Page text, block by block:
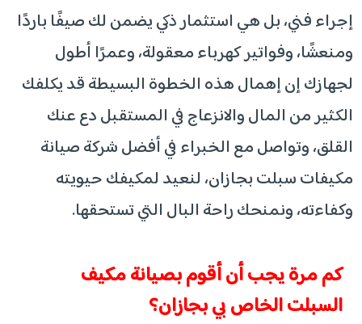
إجراء فني، بل هي استثمار ذكي يضمن لك صيفًا باردًا
ومنعشًا، وفواتير كهرباء معقولة، وعمرًا أطول
لجهازك إن إهمال هذه الخطوة البسيطة قد يكلفك
الكثير من المال والانزعاج في المستقبل دع عنك
القلق، وتواصل مع الخبراء في أفضل شركة صيانة
مكيفات سبلت بجازان، لنعيد لمكيفك حيويته
وكفاءته، ونمنحك راحة البال التي تستحقها.
كم مرة يجب أن أقوم بصيانة مكيف
السبلت الخاص بي بجازان؟